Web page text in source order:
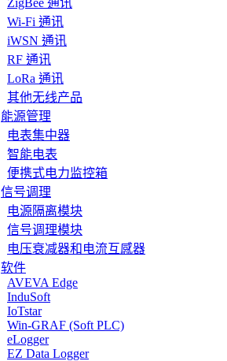
ZigBee 通讯
Wi-Fi 通讯
iWSN 通讯
RF 通讯
LoRa 通讯
其他无线产品
能源管理
电表集中器
智能电表
便携式电力监控箱
信号调理
电源隔离模块
信号调理模块
电压衰减器和电流互感器
软件
AVEVA Edge
InduSoft
IoTstar
Win-GRAF (Soft PLC)
eLogger
EZ Data Logger